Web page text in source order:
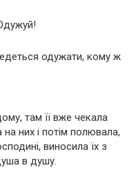
одужати, кому ж
там її вже чекала
них і потім полювала,
виносила їх з
в душу.